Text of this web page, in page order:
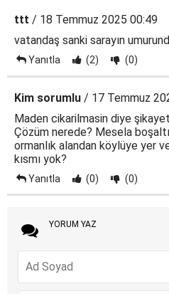
ttt / 18 Temmuz 2025 00:49
vatandaş sanki sarayın
Yanıtla (2) (0)
Kim sorumlu / 17 Temmuz
Maden cikarilmasin diye
Çözüm nerede? Mesela
ormanlık alandan köylüye yer
kısmı yok?
Yanıtla (0) (0)
YORUM YAZ